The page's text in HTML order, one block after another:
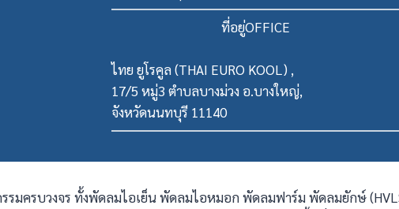
ที่อยู่OFFICE
ไทย ยูโรคูล (THAI EURO KOOL) ,
17/5 หมู่3 ตำบลบางม่วง อ.บางใหญ่,
จังหวัดนนทบุรี 11140
รมครบวงจร ทั้งพัดลมไอเย็น พัดลมไอหมอก พัดลมฟาร์ม พัดลมยักษ์